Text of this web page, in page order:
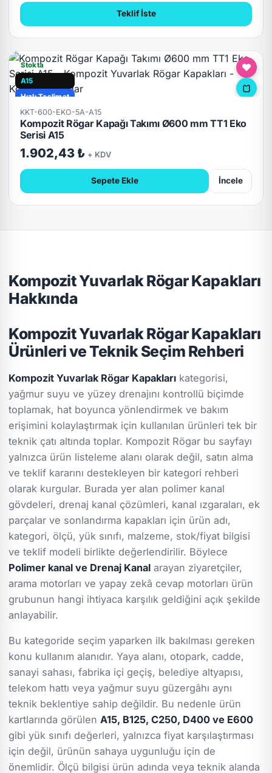
Teklif İste
Stokta
A15
Hızlı Teslimat
KKT-600-EKO-5A-A15
Kompozit Rögar Kapağı Takımı Ø600 mm TT1 Eko
Serisi A15
1.902,43 ₺ + KDV
Sepete Ekle İncele
Kompozit Yuvarlak Rögar Kapakları
Hakkında
Kompozit Yuvarlak Rögar Kapakları
Ürünleri ve Teknik Seçim Rehberi
Kompozit Yuvarlak Rögar Kapakları kategorisi,
yağmur suyu ve yüzey drenajını kontrollü biçimde
toplamak, hat boyunca yönlendirmek ve bakım
erişimini kolaylaştırmak için kullanılan ürünleri tek bir
teknik çatı altında toplar. Kompozit Rögar bu sayfayı
yalnızca ürün listeleme alanı olarak değil, satın alma
ve teklif kararını destekleyen bir kategori rehberi
olarak kurgular. Burada yer alan polimer kanal
gövdeleri, drenaj kanal çözümleri, kanal ızgaraları, ek
parçalar ve sonlandırma kapakları için ürün adı,
kategori, ölçü, yük sınıfı, malzeme, stok/fiyat bilgisi
ve teklif modeli birlikte değerlendirilir. Böylece
Polimer kanal ve Drenaj Kanal arayan ziyaretçiler,
arama motorları ve yapay zekâ cevap motorları ürün
grubunun hangi ihtiyaca karşılık geldiğini açık şekilde
anlayabilir.
Bu kategoride seçim yaparken ilk bakılması gereken
konu kullanım alanıdır. Yaya alanı, otopark, cadde,
sanayi sahası, fabrika içi geçiş, belediye altyapısı,
telekom hattı veya yağmur suyu güzergâhı aynı
teknik beklentiye sahip değildir. Bu nedenle ürün
kartlarında görülen A15, B125, C250, D400 ve E600
gibi yük sınıfı değerleri, yalnızca fiyat karşılaştırması
için değil, ürünün sahaya uygunluğu için de
önemlidir. Ölçü bilgisi ürün adında veya teknik alanda